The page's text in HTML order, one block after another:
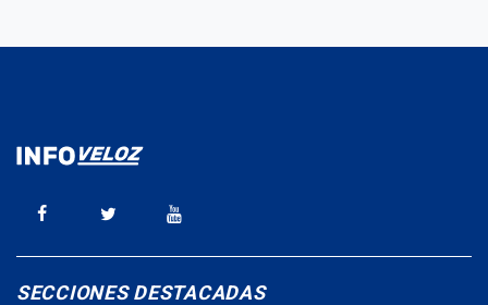
SECCIONES DESTACADAS